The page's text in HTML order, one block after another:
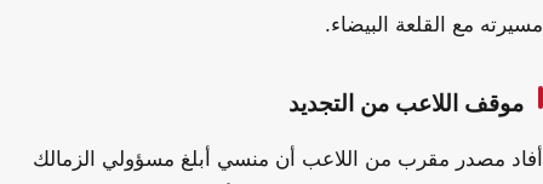
مسيرته مع القلعة البيضاء.
موقف اللاعب من التجديد
أفاد مصدر مقرب من اللاعب أن منسي أبلغ مسؤولي الزمالك